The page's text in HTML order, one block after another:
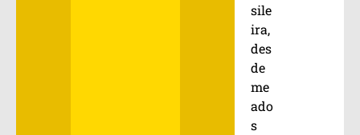
sile
ira,
des
de
me
ado
s